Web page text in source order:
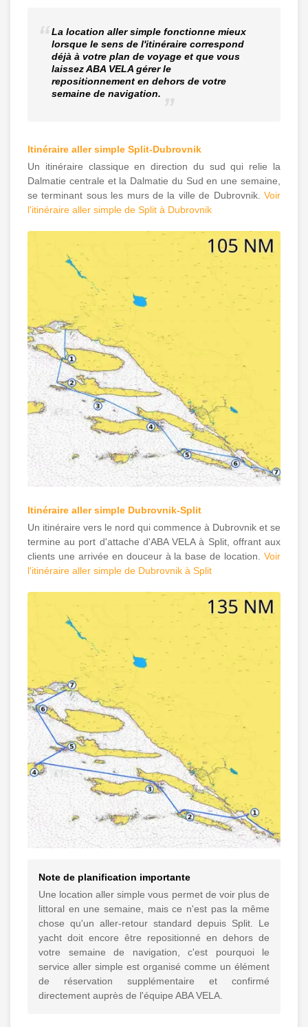
La location aller simple fonctionne mieux
lorsque le sens de l'itinéraire correspond
déjà à votre plan de voyage et que vous
laissez ABA VELA gérer le
repositionnement en dehors de votre
semaine de navigation.
Itinéraire aller simple Split-Dubrovnik
Un itinéraire classique en direction du sud qui relie la
Dalmatie centrale et la Dalmatie du Sud en une semaine,
se terminant sous les murs de la ville de Dubrovnik. Voir
l'itinéraire aller simple de Split à Dubrovnik
Itinéraire aller simple Dubrovnik-Split
Un itinéraire vers le nord qui commence à Dubrovnik et se
termine au port d'attache d'ABA VELA à Split, offrant aux
clients une arrivée en douceur à la base de location. Voir
l'itinéraire aller simple de Dubrovnik à Split
Note de planification importante
Une location aller simple vous permet de voir plus de
littoral en une semaine, mais ce n'est pas la même
chose qu'un aller-retour standard depuis Split. Le
yacht doit encore être repositionné en dehors de
votre semaine de navigation, c'est pourquoi le
service aller simple est organisé comme un élément
de réservation supplémentaire et confirmé
directement auprès de l'équipe ABA VELA.